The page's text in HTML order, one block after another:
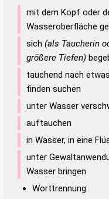
mit dem Kopf oder
Wasseroberfläche
sich (als Taucherin
größere Tiefen)
tauchend nach
finden suchen
unter Wasser
auftauchen
in Wasser, in eine
unter
Wasser bringen
Worttrennung: